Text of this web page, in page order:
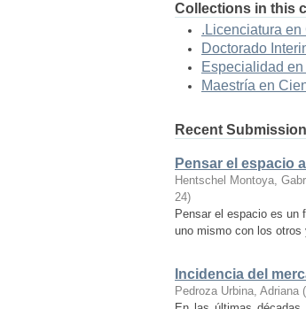
Collections in this
.Licenciatura
Doctorado
Especialidad
Maestría en
Recent
Pensar el espacio
Hentschel Montoya,
24)
Pensar el espacio es un
uno mismo con los otros
Incidencia del
Pedroza Urbina, Adriana (